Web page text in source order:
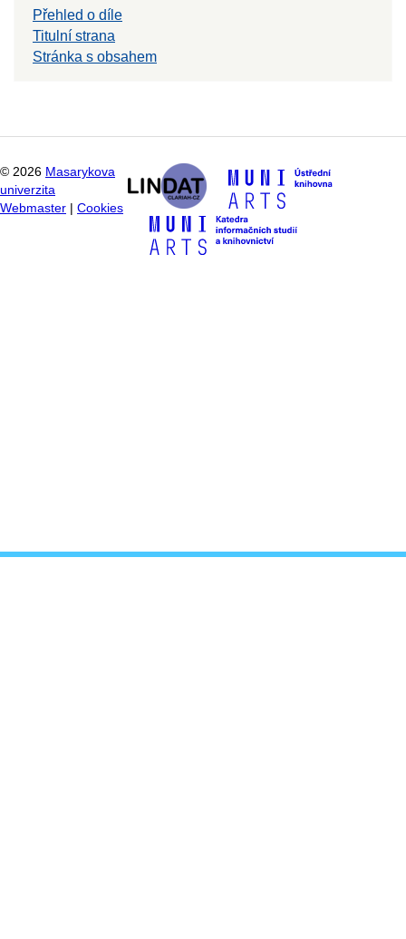
Přehled o díle
Titulní strana
Stránka s obsahem
© 2026 Masarykova
univerzita
Webmaster
Cookies